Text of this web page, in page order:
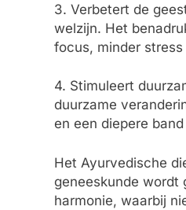
3. Verbetert de
welzijn. Het
focus, minder
4. Stimuleert
duurzame
en een diepere
Het Ayurvedische
geneeskunde wordt
harmonie, waarbij